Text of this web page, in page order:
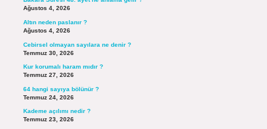
Ağustos 4, 2026
Altın neden paslanır ?
Ağustos 4, 2026
Cebirsel olmayan sayılara ne denir ?
Temmuz 30, 2026
Kur korumalı haram mıdır ?
Temmuz 27, 2026
64 hangi sayıya bölünür ?
Temmuz 24, 2026
Kademe açılımı nedir ?
Temmuz 23, 2026